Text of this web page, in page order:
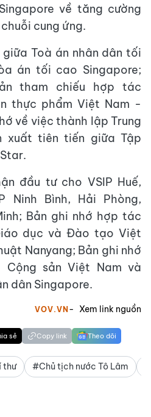
về tăng cường
cung ứng.
Toà án nhân dân tối
án tối cao Singapore;
tham chiếu hợp tác
thực phẩm Việt Nam -
về việc thành lập Trung
xuất tiên tiến giữa Tập
đầu tư cho VSIP Huế,
Ninh Bình, Hải Phòng,
Bản ghi nhớ hợp tác
dục và Đào tạo Việt
Nanyang; Bản ghi nhớ
sản Việt Nam và
dân Singapore.
VOV.VN Xem link nguồn
sẻ Copy link Theo dõi
thư #Chủ tịch nước Tô Lâm